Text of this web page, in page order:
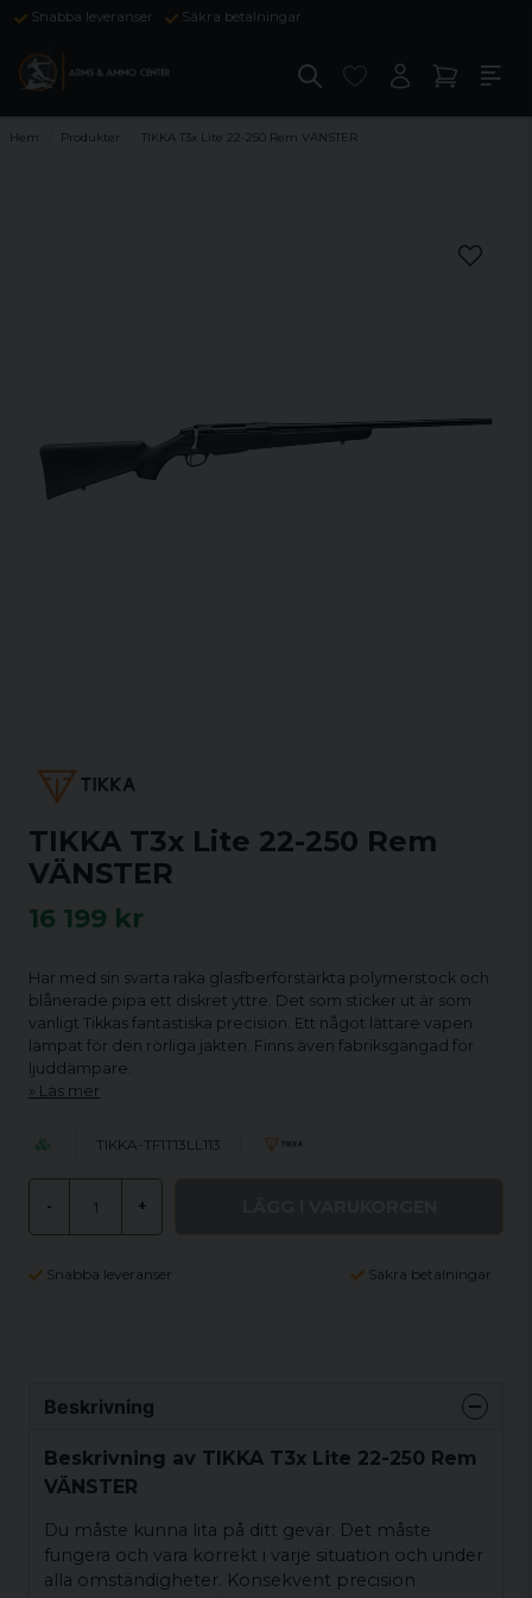
Snabba leveranser Säkra betalningar
Hem Produkter TIKKA T3x Lite 22-250 Rem VÄNSTER
TIKKA T3x Lite 22-250 Rem
VÄNSTER
16 199 kr
Har med sin svarta raka glasfberförstärkta polymerstock och
blånerade pipa ett diskret yttre. Det som sticker ut är som
vanligt Tikkas fantastiska precision. Ett något lättare vapen
lämpat för den rörliga jakten. Finns även fabriksgängad för
ljuddämpare.
Läs mer
TIKKA-TF1T13LL113
- +
Snabba leveranser Säkra betalningar
Beskrivning
Beskrivning av TIKKA T3x Lite 22-250 Rem
VÄNSTER
Du måste kunna lita på ditt gevär. Det måste
fungera och vara korrekt i varje situation och under
alla omständigheter. Konsekvent precision